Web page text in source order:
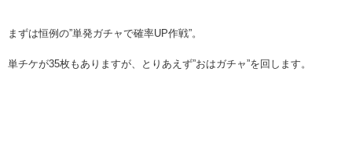
まずは恒例の”単発ガチャで確率UP作戦”。
単チケが35枚もありますが、とりあえず”おはガチャ”を回します。